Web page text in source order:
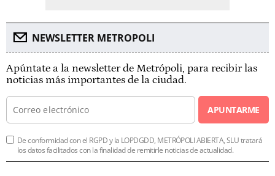
NEWSLETTER METROPOLI
Apúntate a la newsletter de Metrópoli, para recibir las
noticias más importantes de la ciudad.
APUNTARME
De conformidad con el RGPD y la LOPDGDD, METRÓPOLI ABIERTA, SLU tratará
los datos facilitados con la finalidad de remitirle noticias de actualidad.